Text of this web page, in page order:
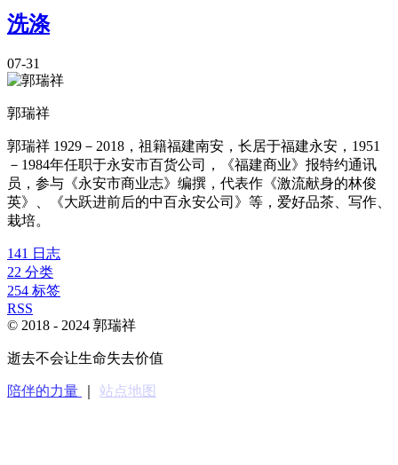
洗涤
07-31
郭瑞祥
郭瑞祥 1929－2018，祖籍福建南安，长居于福建永安，1951
－1984年任职于永安市百货公司，《福建商业》报特约通讯
员，参与《永安市商业志》编撰，代表作《激流献身的林俊
英》、《大跃进前后的中百永安公司》等，爱好品茶、写作、
栽培。
141 日志
22 分类
254 标签
RSS
© 2018 - 2024 郭瑞祥
逝去不会让生命失去价值
陪伴的力量 站点地图